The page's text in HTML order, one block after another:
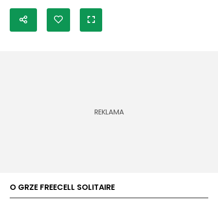
O GRZE FREECELL SOLITAIRE